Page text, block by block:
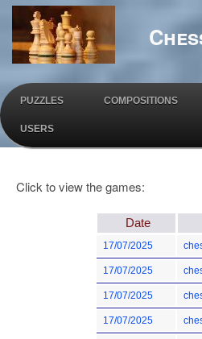
PUZZLES COMPOSITIONS
USERS
Click to view the games:
Date
17/07/2025
17/07/2025
17/07/2025
17/07/2025